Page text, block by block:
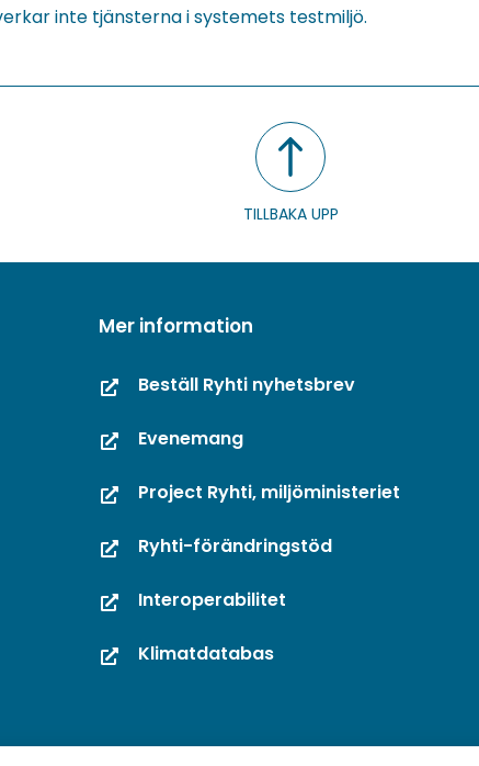
inte tjänsterna i systemets testmiljö.
TILLBAKA UPP
Mer information
Beställ Ryhti nyhetsbrev
Evenemang
Project Ryhti, miljöministeriet
Ryhti-förändringstöd
Interoperabilitet
Klimatdatabas